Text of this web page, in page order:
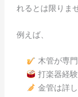
れるとは限りま
例えば、
木管が専門
打楽器経
金管は詳